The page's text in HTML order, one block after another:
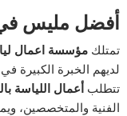
أفضل مليس
تمتلكمؤسسة اعمال
لديهم الخبرة الكبيرة
تتطلبأعمال اللياسة
الفنية والمتخصصين،